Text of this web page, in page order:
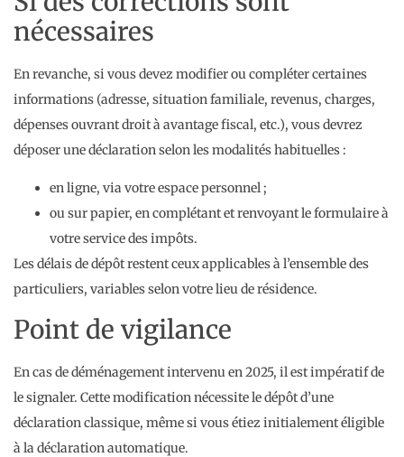
nécessaires
En revanche, si vous devez modifier ou compléter certaines
informations (adresse, situation familiale, revenus, charges,
dépenses ouvrant droit à avantage fiscal, etc.), vous devrez
déposer une déclaration selon les modalités habituelles :
en ligne, via votre espace personnel ;
ou sur papier, en complétant et renvoyant le formulaire à
votre service des impôts.
Les délais de dépôt restent ceux applicables à l’ensemble des
particuliers, variables selon votre lieu de résidence.
Point de vigilance
En cas de déménagement intervenu en 2025, il est impératif de
le signaler. Cette modification nécessite le dépôt d’une
déclaration classique, même si vous étiez initialement éligible
à la déclaration automatique.